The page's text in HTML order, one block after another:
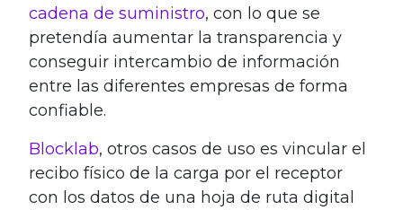
cadena de suministro, con lo que se
pretendía aumentar la transparencia y
conseguir intercambio de información
entre las diferentes empresas de forma
confiable.
Blocklab, otros casos de uso es vincular el
recibo físico de la carga por el receptor
con los datos de una hoja de ruta digital